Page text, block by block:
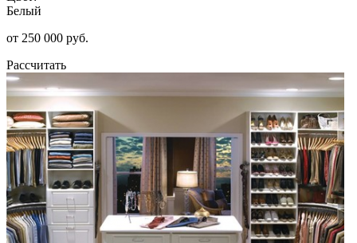
Белый
от 250 000 руб.
Рассчитать